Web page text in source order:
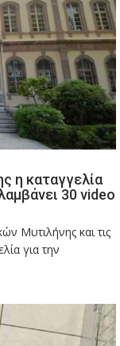
η καταγγελία
30 video
Μυτιλήνης και τις
για την